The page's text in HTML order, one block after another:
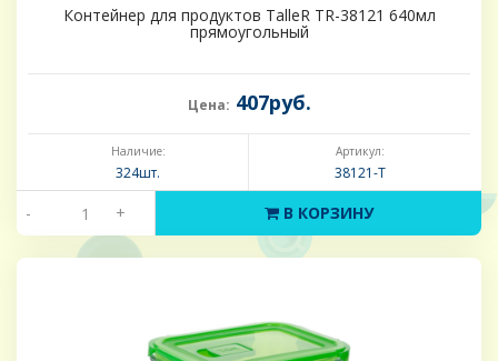
Контейнер для продуктов TalleR TR-38121 640мл
прямоугольный
Цена: 407руб.
Наличие:
324шт.
Артикул:
38121-Т
- + В КОРЗИНУ